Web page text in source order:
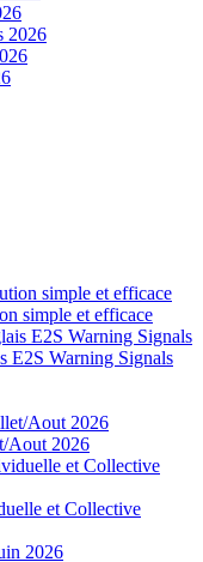
simple et efficace
E2S Warning Signals
Aout 2026
et Collective